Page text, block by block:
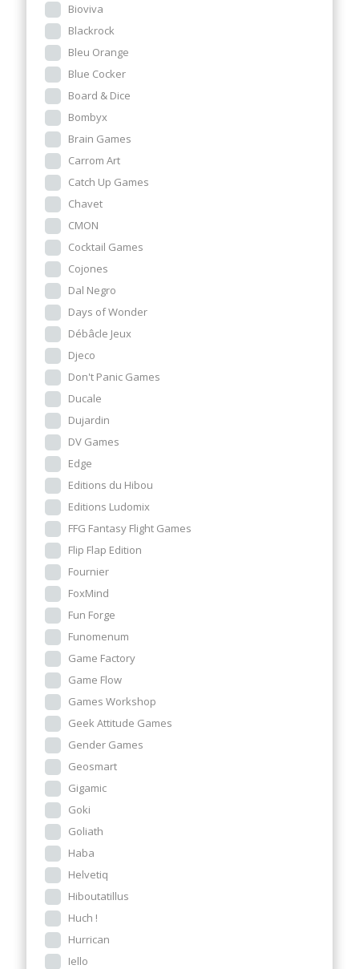
Bioviva
Blackrock
Bleu Orange
Blue Cocker
Board & Dice
Bombyx
Brain Games
Carrom Art
Catch Up Games
Chavet
CMON
Cocktail Games
Cojones
Dal Negro
Days of Wonder
Débâcle Jeux
Djeco
Don't Panic Games
Ducale
Dujardin
DV Games
Edge
Editions du Hibou
Editions Ludomix
FFG Fantasy Flight Games
Flip Flap Edition
Fournier
FoxMind
Fun Forge
Funomenum
Game Factory
Game Flow
Games Workshop
Geek Attitude Games
Gender Games
Geosmart
Gigamic
Goki
Goliath
Haba
Helvetiq
Hiboutatillus
Huch !
Hurrican
Iello